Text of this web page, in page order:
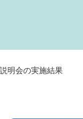
明会の実施結果